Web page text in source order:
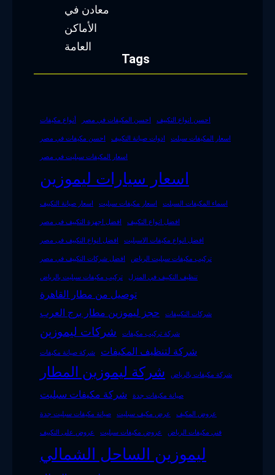
Tags
أنواع مكيفات احسن المكيفات في مصر احسن انواع التكييف
احسن مكيفات في مصر ادوات صيانة التكييف اسعار المكيفات سبلت
اسعار المكيفات سبليت في مصر
اسعار سيارات ليموزين
اسعار صيانة التكييف اسعار مكيفات سبليت اسماء المكيفات السبلت
افضل اجهزة التكييف فى مصر افضل انواع التكييف
افضل انواع التكييف فى مصر افضل انواع مكيفات الاسبليت
افضل شركات التكييف في مصر تركيب مكيفات سبليت الرياض
تركيب مكيفات سبليت بالرياض تنظيف التكييف في المنزل
توصيل من مطار القاهرة
حجز ليموزين مطار برج العرب
شركات التكييفات
شركات ليموزين شركة تركيب مكيفات
شركة صيانة مكيفات شركة لتنظيف المكيفات
شركة ليموزين المطار شركة مكيفات بالرياض
شركة مكيفات سبليت صيانة مكيفات جدة
صيانة مكيفات سبليت جدة عرض مكيف سبليت عروض المكيف
عروض على التكييف عروض مكيفات سبليت فني مكيفات الرياض
ليموزين الساحل الشمالي